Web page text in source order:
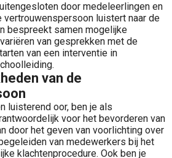
door medeleerlingen en
luistert naar de
bespreekt samen mogelijke
van gesprekken met de
van een interventie in
van de
luisterend oor, ben je als
voor het bevorderen van
door het geven van voorlichting over
van medewerkers bij het
klachtenprocedure. Ook ben je